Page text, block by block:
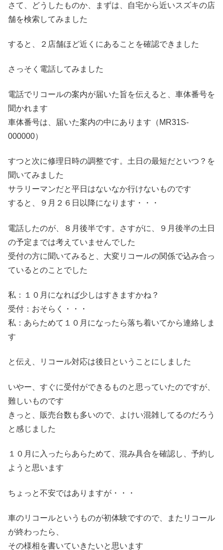
さて、どうしたものか、まずは、自宅から近いスズキの店
舗を検索してみました
すると、２店舗ほど近くにあることを確認できました
さっそく電話してみました
電話でリコールの案内が届いた旨を伝えると、車体番号を
聞かれます
車体番号は、届いた案内の中にあります（MR31S-
000000）
すつと次に修理日時の調整です。土日の最短だといつ？を
聞いてみました
サラリーマンだと平日はないなか行けないものです
すると、９月２６日以降になります・・・
電話したのが、８月後半です。さすがに、９月後半の土日
の予定までは考えていませんでした
受付の方に聞いてみると、大変リコールの関係で込み合っ
ているとのことでした
私：１０月になれば少しはすきますかね？
受付：おそらく・・・
私：あらためて１０月になったら落ち着いてから連絡しま
す
と伝え、リコール対応は後日ということにしました
いやー、すぐに受付ができるものと思っていたのですが、
難しいものです
きっと、販売台数も多いので、よけい混雑してるのだろう
と感じました
１０月に入ったらあらためて、混み具合を確認し、予約し
ようと思います
ちょっと不安ではありますが・・・
車のリコールというものが初体験ですので、またリコール
が終わったら、
その様相を書いていきたいと思います